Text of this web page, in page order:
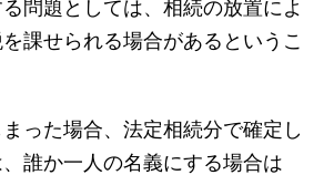
問題としては、相続の放置によ
課せられる場合があるというこ
った場合、法定相続分で確定し
誰か一人の名義にする場合は